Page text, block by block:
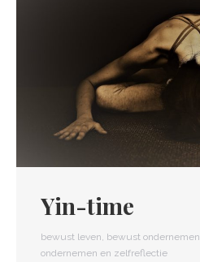
Yin-time
bewust leven, bewust ondernemen
ondernemen en zelfreflectie